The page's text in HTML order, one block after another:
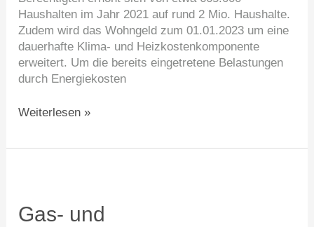
Haushalten im Jahr 2021 auf rund 2 Mio. Haushalte.
Zudem wird das Wohngeld zum 01.01.2023 um eine
dauerhafte Klima- und Heizkostenkomponente
erweitert. Um die bereits eingetretene Belastungen
durch Energiekosten
Weiterlesen »
Gas- und
Fernwärmepreisdeckel